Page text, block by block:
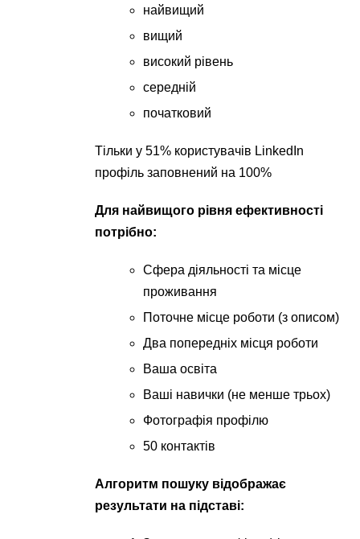
найвищий
вищий
високий рівень
середній
початковий
Тільки у 51% користувачів LinkedIn
профіль заповнений на 100%
Для найвищого рівня ефективності
потрібно:
Сфера діяльності та місце
проживання
Поточне місце роботи (з описом)
Два попередніх місця роботи
Ваша освіта
Ваші навички (не менше трьох)
Фотографія профілю
50 контактів
Алгоритм пошуку відображає
результати на підставі: